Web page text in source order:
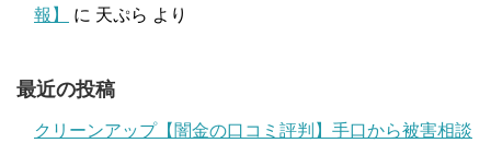
報】
に 天ぷら より
最近の投稿
クリーンアップ【闇金の口コミ評判】手口から被害相談